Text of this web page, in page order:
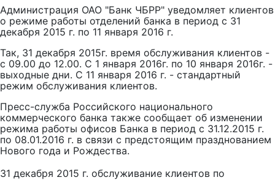
Администрация ОАО "Банк ЧБРР" уведомляет клиентов
о режиме работы отделений банка в период с 31
декабря 2015 г. по 11 января 2016 г.
Так, 31 декабря 2015г. время обслуживания клиентов -
с 09.00 до 12.00. С 1 января 2016г. по 10 января 2016г. -
выходные дни. С 11 января 2016 г. - стандартный
режим обслуживания клиентов.
Пресс-служба Российского национального
коммерческого банка также сообщает об изменении
режима работы офисов Банка в период с 31.12.2015 г.
по 08.01.2016 г. в связи с предстоящим празднованием
Нового года и Рождества.
31 декабря 2015 г. обслуживание клиентов по